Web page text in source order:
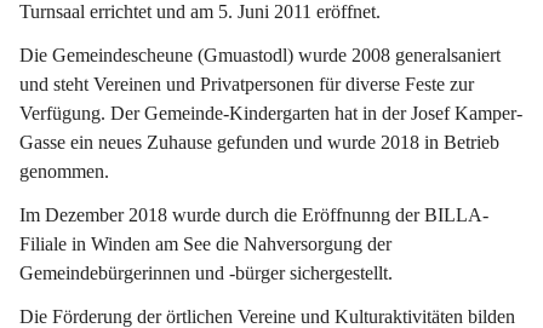
Turnsaal errichtet und am 5. Juni 2011 eröffnet.
Die Gemeindescheune (Gmuastodl) wurde 2008 generalsaniert
und steht Vereinen und Privatpersonen für diverse Feste zur
Verfügung. Der Gemeinde-Kindergarten hat in der Josef Kamper-
Gasse ein neues Zuhause gefunden und wurde 2018 in Betrieb
genommen.
Im Dezember 2018 wurde durch die Eröffnunng der BILLA-
Filiale in Winden am See die Nahversorgung der
Gemeindebürgerinnen und -bürger sichergestellt.
Die Förderung der örtlichen Vereine und Kulturaktivitäten bilden